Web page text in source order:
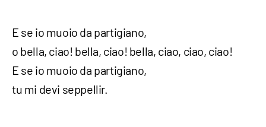
E se io muoio da partigiano,
o bella, ciao! bella, ciao! bella, ciao, ciao, ciao!
E se io muoio da partigiano,
tu mi devi seppellir.